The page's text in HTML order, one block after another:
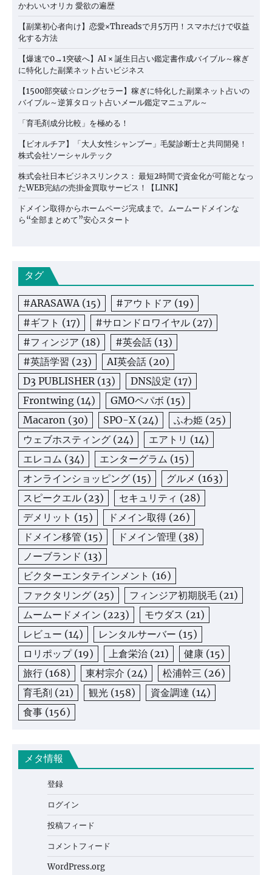
かわいいオリカ 愛欲の遍歴
【副業初心者向け】恋愛×Threadsで月5万円！スマホだけで収益
化する方法
【爆速で0→1突破へ】AI × 誕生日占い鑑定書作成バイブル～稼ぎ
に特化した副業ネット占いビジネス
【1500部突破☆ロングセラー】稼ぎに特化した副業ネット占いの
バイブル～逆算タロット占いメール鑑定マニュアル～
「育毛剤成分比較」を極める！
【ビオルチア】「大人女性シャンプー」毛髪診断士と共同開発！
株式会社ソーシャルテック
株式会社日本ビジネスリンクス： 最短2時間で資金化が可能となっ
たWEB完結の売掛金買取サービス！【LINK】
ドメイン取得からホームページ完成まで。ムームードメインな
ら“全部まとめて”安心スタート
タグ
#ARASAWA(15) #アウトドア (19)
#ギフト (17) #サロンドロワイヤル (27)
#フィンジア (18) #英会話 (13)
#英語学習 (23) AI英会話 (20)
D3 PUBLISHER(13) DNS設定 (17)
Frontwing (14) GMOペパボ (15)
Macaron (30) SPO-X(24) ふわ姫 (25)
ウェブホスティング (24) エアトリ (14)
エレコム (34) エンターグラム (15)
オンラインショッピング (15) グルメ (163)
スピークエル (23) セキュリティ (28)
デメリット (15) ドメイン取得 (26)
ドメイン移管 (15) ドメイン管理 (38)
ノーブランド (13)
ビクターエンタテインメント (16)
ファクタリング (25) フィンジア初期脱毛 (21)
ムームードメイン (223) モウダス (21)
レビュー (14) レンタルサーバー (15)
ロリポップ(19) 上倉栄治 (21) 健康 (15)
旅行 (168) 東村宗介 (24) 松浦幹三 (26)
育毛剤 (21) 観光 (158) 資金調達 (14)
食事 (156)
メタ情報
登録
ログイン
投稿フィード
コメントフィード
WordPress.org